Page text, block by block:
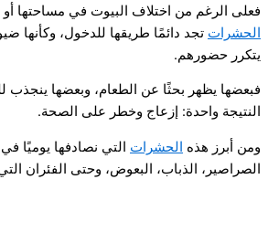
فعلى الرغم من اختلاف البيوت في مساحتها أو
الحشرات تجد دائمًا طريقها للدخول، وكأنها
يتكرر حضورهم.
فبعضها يظهر بحثًا عن الطعام، وبعضها ينجذب
النتيجة واحدة: إزعاج وخطر على الصحة.
ومن أبرز هذه الحشرات التي نصادفها يوميًا في
الصراصير، الذباب، البعوض، وحتى الفئران